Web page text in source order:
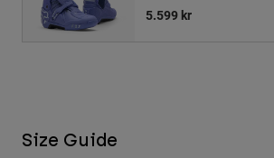
5.599 kr
Size Guide